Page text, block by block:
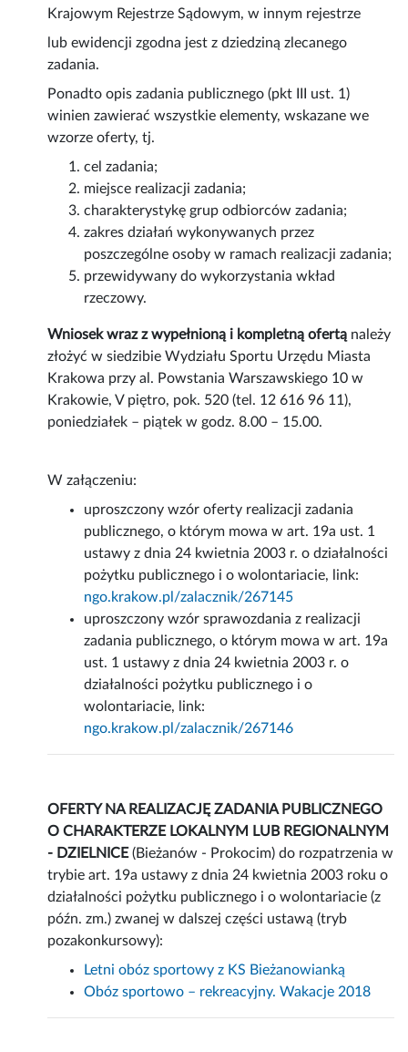
Krajowym Rejestrze Sądowym, w innym rejestrze
lub ewidencji zgodna jest z dziedziną zlecanego
zadania.
Ponadto opis zadania publicznego (pkt III ust. 1)
winien zawierać wszystkie elementy, wskazane we
wzorze oferty, tj.
cel zadania;
miejsce realizacji zadania;
charakterystykę grup odbiorców zadania;
zakres działań wykonywanych przez
poszczególne osoby w ramach realizacji zadania;
przewidywany do wykorzystania wkład
rzeczowy.
Wniosek wraz z wypełnioną i kompletną ofertą należy
złożyć w siedzibie Wydziału Sportu Urzędu Miasta
Krakowa przy al. Powstania Warszawskiego 10 w
Krakowie, V piętro, pok. 520 (tel. 12 616 96 11),
poniedziałek – piątek w godz. 8.00 – 15.00.
W załączeniu:
uproszczony wzór oferty realizacji zadania
publicznego, o którym mowa w art. 19a ust. 1
ustawy z dnia 24 kwietnia 2003 r. o działalności
pożytku publicznego i o wolontariacie, link:
ngo.krakow.pl/zalacznik/267145
uproszczony wzór sprawozdania z realizacji
zadania publicznego, o którym mowa w art. 19a
ust. 1 ustawy z dnia 24 kwietnia 2003 r. o
działalności pożytku publicznego i o
wolontariacie, link:
ngo.krakow.pl/zalacznik/267146
OFERTY NA REALIZACJĘ ZADANIA PUBLICZNEGO
O CHARAKTERZE LOKALNYM LUB REGIONALNYM
- DZIELNICE(Bieżanów - Prokocim) do rozpatrzenia w
trybie art. 19a ustawy z dnia 24 kwietnia 2003 roku o
działalności pożytku publicznego i o wolontariacie (z
późn. zm.) zwanej w dalszej części ustawą (tryb
pozakonkursowy):
Letni obóz sportowy z KS Bieżanowianką
Obóz sportowo – rekreacyjny. Wakacje 2018